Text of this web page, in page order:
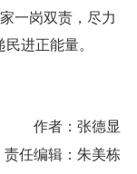
一岗双责，尽力
进正能量。
作者：张德显
责任编辑：朱美栋